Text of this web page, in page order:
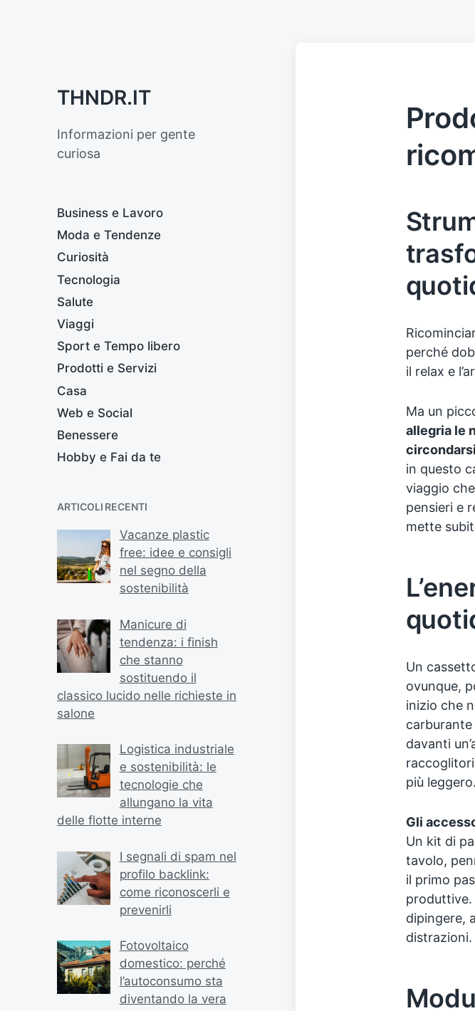
THNDR.IT
Informazioni per gente
curiosa
Business e Lavoro
Moda e Tendenze
Curiosità
Tecnologia
Salute
Viaggi
Sport e Tempo libero
Prodotti e Servizi
Casa
Web e Social
Benessere
Hobby e Fai da te
ARTICOLI RECENTI
Vacanze plastic
free: idee e consigli
nel segno della
sostenibilità
Manicure di
tendenza: i finish
che stanno
sostituendo il
classico lucido nelle richieste in
salone
Logistica industriale
e sostenibilità: le
tecnologie che
allungano la vita
delle flotte interne
I segnali di spam nel
profilo backlink:
come riconoscerli e
prevenirli
Fotovoltaico
domestico: perché
l’autoconsumo sta
diventando la vera
perché
il relax e
Ma un
allegria le
in questo
viaggio
pensieri e
mette
Un
ovunque,
inizio che
carburante
davanti
più leggero.
Gli
Un kit di
tavolo,
il primo
produttive.
dipingere,
distrazioni.